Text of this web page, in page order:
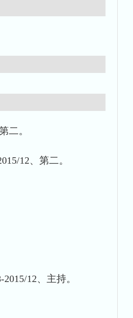
二。
12、第二。
12、主持。